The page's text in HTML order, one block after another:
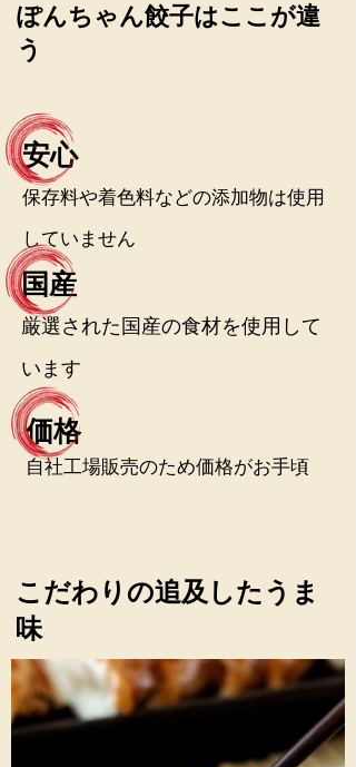
ぽんちゃん餃子はここが違
う
安心
保存料や着色料などの添加物は使用
していません
国産
厳選された国産の食材を使用して
います
価格
自社工場販売のため価格がお手頃
​こだわりの追及したうま
味